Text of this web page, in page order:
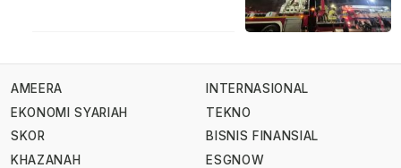
AMEERA
EKONOMI SYARIAH
SKOR
KHAZANAH
INTERNASIONAL
TEKNO
BISNIS FINANSIAL
ESGNOW